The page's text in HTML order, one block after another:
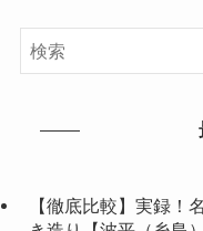
【徹底比較】実録